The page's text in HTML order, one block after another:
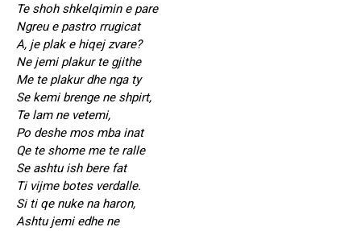
Te shoh shkelqimin e pare
Ngreu e pastro rrugicat
A, je plak e hiqej zvare?
Ne jemi plakur te gjithe
Me te plakur dhe nga ty
Se kemi brenge ne shpirt,
Te lam ne vetemi,
Po deshe mos mba inat
Qe te shome me te ralle
Se ashtu ish bere fat
Ti vijme botes verdalle.
Si ti qe nuke na haron,
Ashtu jemi edhe ne